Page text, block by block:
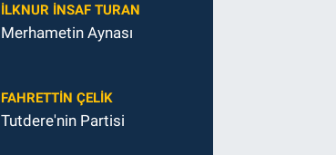
İLKNUR İNSAF TURAN
Merhametin Aynası
FAHRETTIN ÇELİK
Tutdere'nin Partisi